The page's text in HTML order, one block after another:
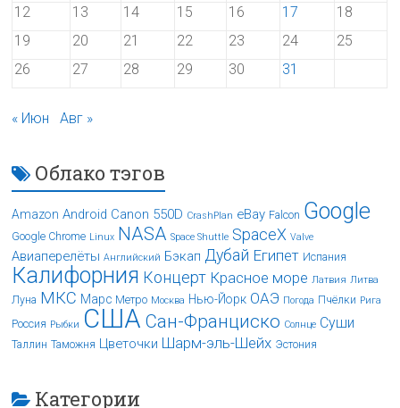
12
13 14 15 16 17
18
19
20 21 22 23 24
25
26
27 28 29 30 31
« Июн Авг »
Облако тэгов
Amazon Android Canon 550D CrashPlan eBay Falcon Google
Google Chrome Linux NASA Space Shuttle SpaceX Valve
Авиаперелёты Английский Бэкап Дубай Египет Испания
Калифорния Концерт Красное море Латвия Литва
Луна МКС Марс Метро Москва Нью-Йорк ОАЭ Погода Пчёлки Рига
Россия Рыбки США Сан-Франциско Солнце Суши
Таллин Таможня Цветочки Шарм-эль-Шейх Эстония
Категории